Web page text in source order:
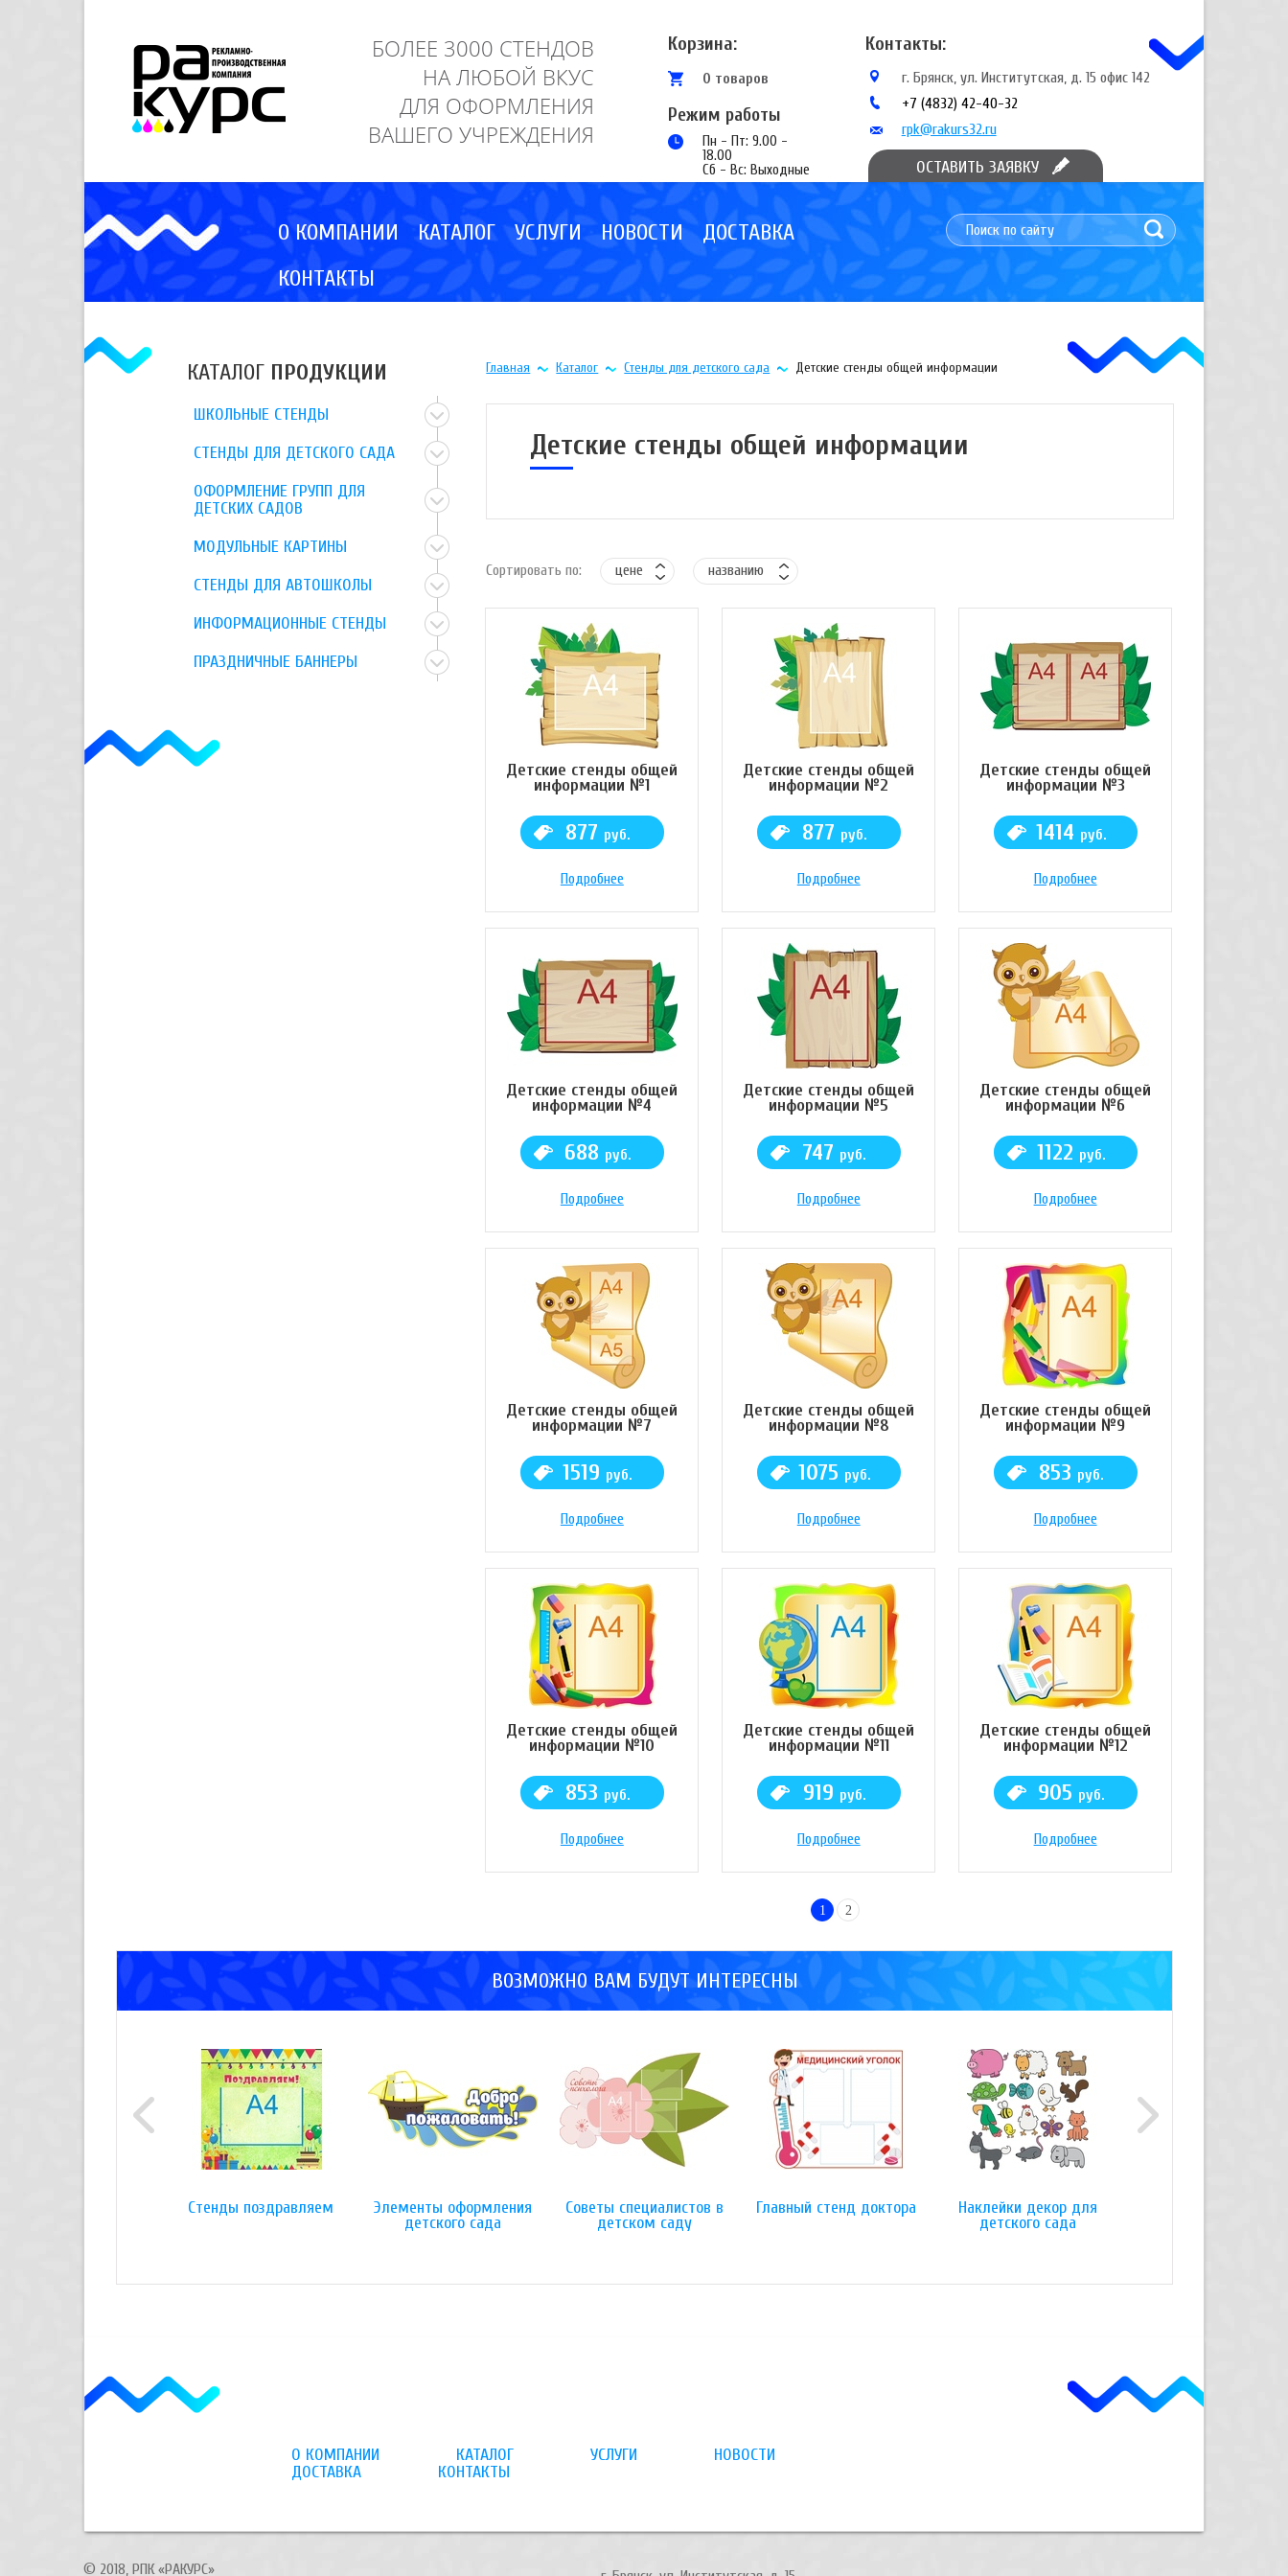
БОЛЕЕ 3000 СТЕНДОВ
НА ЛЮБОЙ ВКУС
ДЛЯ ОФОРМЛЕНИЯ
ВАШЕГО УЧРЕЖДЕНИЯ
Корзина:
0 товаров
Режим работы
Пн - Пт: 9.00 -
18.00
Сб - Вс: Выходные
Контакты:
г. Брянск, ул. Институтская, д. 15 офис 142
+7 (4832) 42-40-32
rpk@rakurs32.ru
ОСТАВИТЬ ЗАЯВКУ
О КОМПАНИИ КАТАЛОГ УСЛУГИ НОВОСТИ
ДОСТАВКА
КОНТАКТЫ
КАТАЛОГ ПРОДУКЦИИ
ШКОЛЬНЫЕ СТЕНДЫ
СТЕНДЫ ДЛЯ ДЕТСКОГО САДА
ОФОРМЛЕНИЕ ГРУПП ДЛЯ
ДЕТСКИХ САДОВ
МОДУЛЬНЫЕ КАРТИНЫ
СТЕНДЫ ДЛЯ АВТОШКОЛЫ
ИНФОРМАЦИОННЫЕ СТЕНДЫ
ПРАЗДНИЧНЫЕ БАННЕРЫ
Главная Каталог Стенды для детского сада Детские стенды общей информации
Детские стенды общей информации
Сортировать по: цене названию
Детские стенды общей
информации №1
877 руб.
Подробнее
Детские стенды общей
информации №2
877 руб.
Подробнее
Детские стенды общей
информации №3
1414 руб.
Подробнее
Детские стенды общей
информации №4
688 руб.
Подробнее
Детские стенды общей
информации №5
747 руб.
Подробнее
Детские стенды общей
информации №6
1122 руб.
Подробнее
Детские стенды общей
информации №7
1519 руб.
Подробнее
Детские стенды общей
информации №8
1075 руб.
Подробнее
Детские стенды общей
информации №9
853 руб.
Подробнее
Детские стенды общей
информации №10
853 руб.
Подробнее
Детские стенды общей
информации №11
919 руб.
Подробнее
Детские стенды общей
информации №12
905 руб.
Подробнее
1 2
ВОЗМОЖНО ВАМ БУДУТ ИНТЕРЕСНЫ
Стенды поздравляем Элементы оформления
детского сада
Советы специалистов в
детском саду
Главный стенд доктора Наклейки декор для
детского сада
О КОМПАНИИ КАТАЛОГ УСЛУГИ
НОВОСТИ
ДОСТАВКА
КОНТАКТЫ
© 2018, РПК «РАКУРС»